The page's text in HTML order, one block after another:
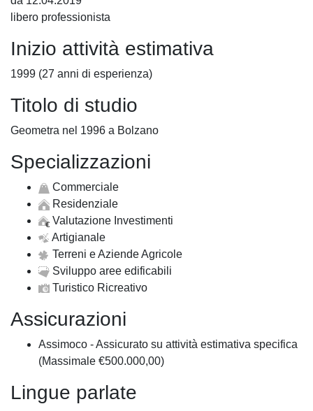
libero professionista
Inizio attività estimativa
1999 (27 anni di esperienza)
Titolo di studio
Geometra nel 1996 a Bolzano
Specializzazioni
Commerciale
Residenziale
Valutazione Investimenti
Artigianale
Terreni e Aziende Agricole
Sviluppo aree edificabili
Turistico Ricreativo
Assicurazioni
Assimoco - Assicurato su attività estimativa specifica
(Massimale €500.000,00)
Lingue parlate